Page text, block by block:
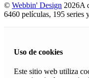
© Webbin' Design 2026A
6460 películas, 195 series
Uso de cookies
Este sitio web utiliza